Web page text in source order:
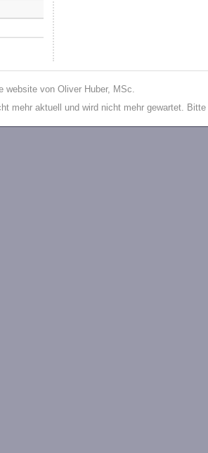
website von Oliver Huber, MSc.
mehr aktuell und wird nicht mehr gewartet.